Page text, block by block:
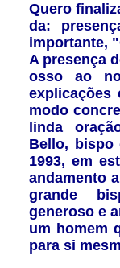
Quero
da:
importante,
A presença
osso ao
explicações
modo
linda
Bello, bispo
1993, em
andamento
grande
generoso e
um homem
para si